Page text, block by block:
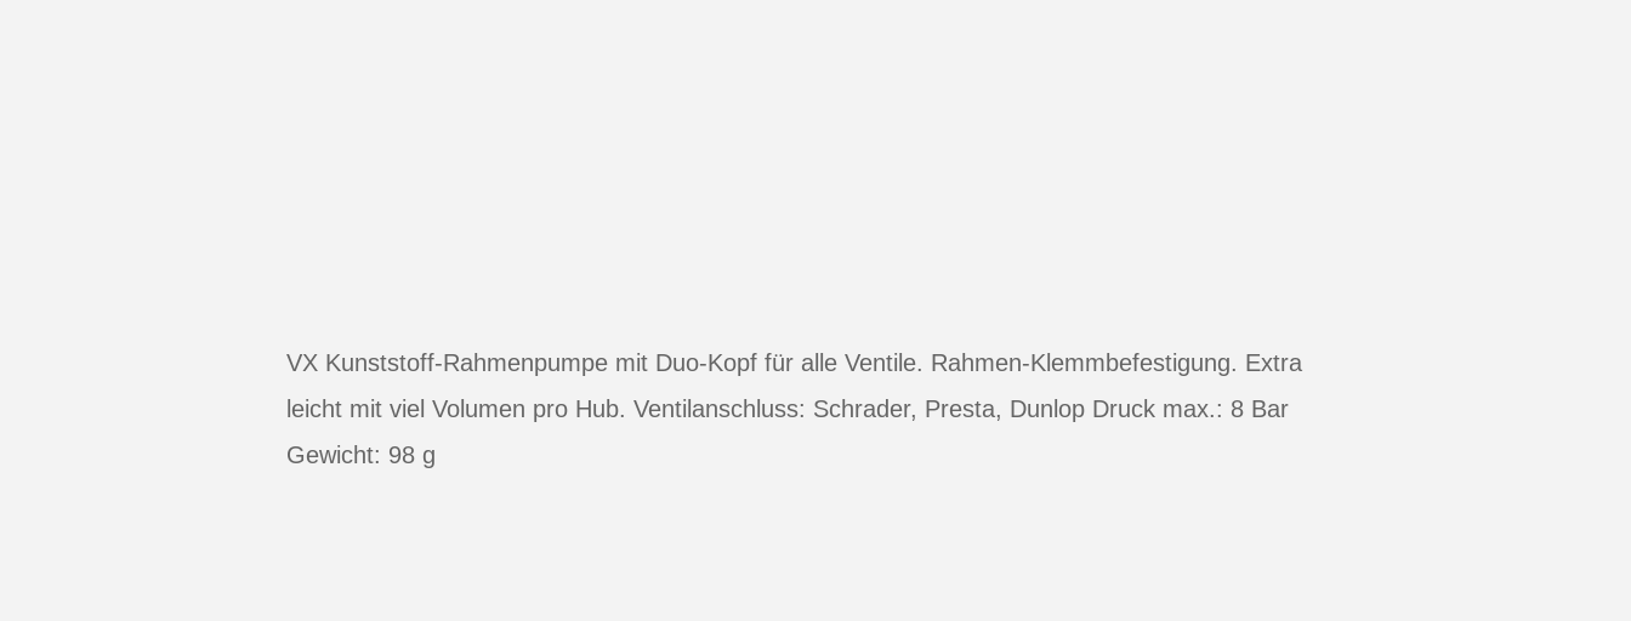
VX Kunststoff-Rahmenpumpe mit Duo-Kopf für alle Ventile. Rahmen-Klemmbefestigung. Extra
leicht mit viel Volumen pro Hub. Ventilanschluss: Schrader, Presta, Dunlop Druck max.: 8 Bar
Gewicht: 98 g